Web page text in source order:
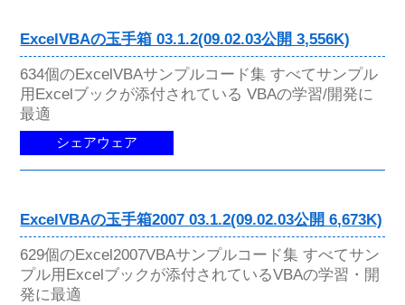
ExcelVBAの玉手箱 03.1.2(09.02.03公開 3,556K)
634個のExcelVBAサンプルコード集 すべてサンプル
用Excelブックが添付されている VBAの学習/開発に
最適
シェアウェア
ExcelVBAの玉手箱2007 03.1.2(09.02.03公開 6,673K)
629個のExcel2007VBAサンプルコード集 すべてサン
プル用Excelブックが添付されているVBAの学習・開
発に最適